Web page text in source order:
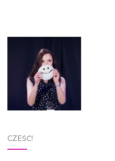
CZEŚĆ!